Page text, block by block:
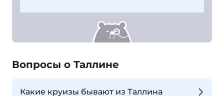
Вопросы о Таллине
Какие круизы бывают из Таллина